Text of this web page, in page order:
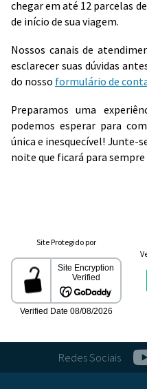
chegar em até 12 parcelas
de início de sua viagem.
Nossos canais de
esclarecer suas dúvidas
do nosso formulário de
Preparamos uma
podemos esperar para
única e inesquecível! Junte-
noite que ficará para sempre
Site Protegido por
Redes Sociais